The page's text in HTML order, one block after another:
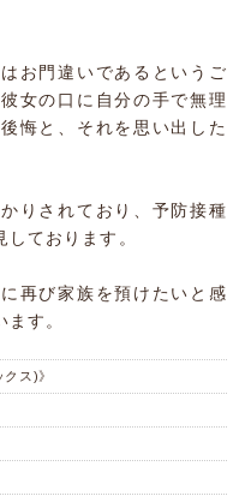
お門違いであるというご
女の口に自分の手で無理
悔と、それを思い出した
りされており、予防接種
ております。
再び家族を預けたいと感
す。
クス)》